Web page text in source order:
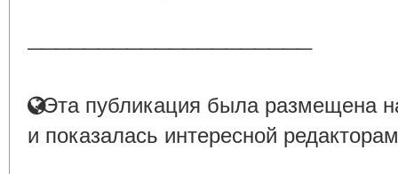
Эта публикация была размещена
и показалась интересной